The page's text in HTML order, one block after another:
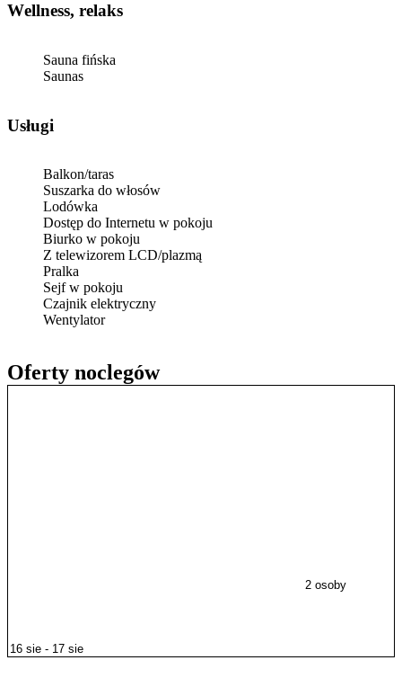
Oferty noclegów
2 osoby
Wellness, relaks
Sauna fińska
Saunas
Usługi
Balkon/taras
Suszarka do włosów
Lodówka
Dostęp do Internetu w pokoju
Biurko w pokoju
Z telewizorem LCD/plazmą
Pralka
Sejf w pokoju
Czajnik elektryczny
Wentylator